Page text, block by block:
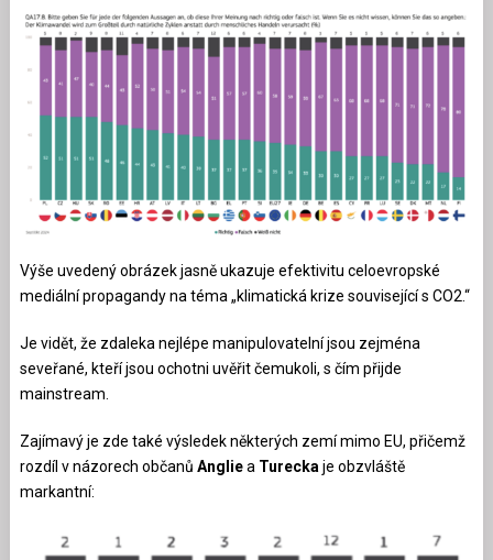
Výše uvedený obrázek jasně ukazuje efektivitu celoevropské
mediální propagandy na téma „klimatická krize související s CO2.“
Je vidět, že zdaleka nejlépe manipulovatelní jsou zejména
seveřané, kteří jsou ochotni uvěřit čemukoli, s čím přijde
mainstream.
Zajímavý je zde také výsledek některých zemí mimo EU, přičemž
rozdíl v názorech občanů Angliea Turecka je obzvláště
markantní: